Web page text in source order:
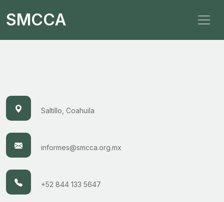
SMCCA
Saltillo, Coahuila
informes@smcca.org.mx
+52 844 133 5647